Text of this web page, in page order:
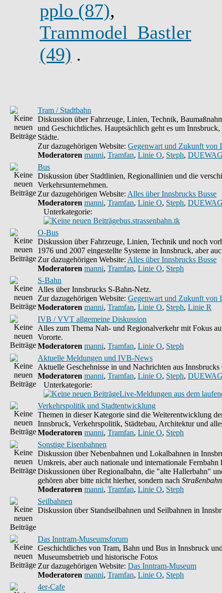
pplo (87),
Trammodel_Bastler
(49) .
Tram / Stadtbahn
Diskussion über Fahrzeuge, Linien, Technik,
und Geschichtliches. Hauptsächlich geht es um Innsbruck,
Städte.
Zur dazugehörigen Website: Gegenwart und Zukunft von
Moderatoren manni, Tramfan, Linie O, Steph,
Bus
Diskussion über Stadtlinien, Regionallinien und die
Verkehrsunternehmen.
Zur dazugehörigen Website: Alles über Innsbrucks Busse
Moderatoren manni, Tramfan, Linie O, Steph,
Unterkategorie:
bus.strassenbahn.tk
O-Bus
Diskussion über Fahrzeuge, Linien, Technik und noch
1976 und 2007 eingestellte Systeme in Innsbruck, aber
Zur dazugehörigen Website: Alles über Innsbrucks Busse
Moderatoren manni, Tramfan, Linie O, Steph
S-Bahn
Alles über Innsbrucks S-Bahn-Netz.
Zur dazugehörigen Website: Gegenwart und Zukunft von
Moderatoren manni, Tramfan, Linie O, Steph, Linie R
IVB / VVT allgemeine Diskussion
Alles zum Thema Nah- und Regionalverkehr mit Fokus
Vororte.
Moderatoren manni, Tramfan, Linie O, Steph
Aktuelle Meldungen und IVB-News
Aktuelle Geschehnisse in und Nachrichten aus
Moderatoren manni, Tramfan, Linie O, Steph,
Unterkategorie:
Live-Meldungen aus dem
Verkehrspolitik und Stadtentwicklung
Themen in dieser Kategorie sind die Weiterentwicklung
Innsbruck, Verkehrspolitik, Städtebau, Architektur und
Moderatoren manni, Tramfan, Linie O, Steph
Sonstige Eisenbahnen
Diskussion über Nebenbahnen und Lokalbahnen in
Umkreis, aber auch nationale und internationale Fernbahn
Diskussionen über Regionalbahn, die "alte Hallerbahn"
gehören aber bitte nicht hierher, sondern nach
Moderatoren manni, Tramfan, Linie O, Steph
Seilbahnen
Diskussion über Standseilbahnen und Seilbahnen in
Das Inntram-Museumsforum
Geschichtliches von Tram, Bahn und Bus in Innsbruck
Museumsbetrieb und historische Fotos
Zur dazugehörigen Website: Das Inntram-Museum
Moderatoren manni, Tramfan, Linie O, Steph
4er-Cafe